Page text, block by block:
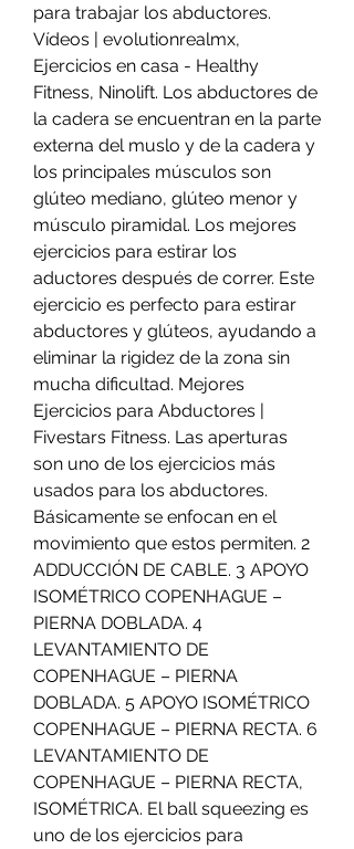
para trabajar los abductores.
Vídeos | evolutionrealmx,
Ejercicios en casa - Healthy
Fitness, Ninolift. Los abductores de
la cadera se encuentran en la parte
externa del muslo y de la cadera y
los principales músculos son
glúteo mediano, glúteo menor y
músculo piramidal. Los mejores
ejercicios para estirar los
aductores después de correr. Este
ejercicio es perfecto para estirar
abductores y glúteos, ayudando a
eliminar la rigidez de la zona sin
mucha dificultad. Mejores
Ejercicios para Abductores |
Fivestars Fitness. Las aperturas
son uno de los ejercicios más
usados para los abductores.
Básicamente se enfocan en el
movimiento que estos permiten. 2
ADDUCCIÓN DE CABLE. 3 APOYO
ISOMÉTRICO COPENHAGUE –
PIERNA DOBLADA. 4
LEVANTAMIENTO DE
COPENHAGUE – PIERNA
DOBLADA. 5 APOYO ISOMÉTRICO
COPENHAGUE – PIERNA RECTA. 6
LEVANTAMIENTO DE
COPENHAGUE – PIERNA RECTA,
ISOMÉTRICA. El ball squeezing es
uno de los ejercicios para